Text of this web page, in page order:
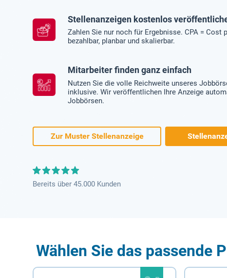
Stellenanzeigen kostenlos
Zahlen Sie nur noch für Ergebnisse. CPA =
bezahlbar, planbar und skalierbar.
Mitarbeiter finden ganz einfach
Nutzen Sie die volle Reichweite unseres
inklusive. Wir veröffentlichen Ihre Anzeige
Jobbörsen.
Zur Muster Stellenanzeige
Bereits über 45.000 Kunden
Wählen Sie das passende